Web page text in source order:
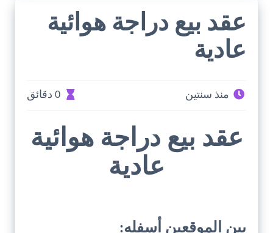
عقد بيع دراجة هوائية
عادية
منذ سنتين 0 دقائق
عقد بيع دراجة هوائية
عادية
بين الموقعين أسفله: